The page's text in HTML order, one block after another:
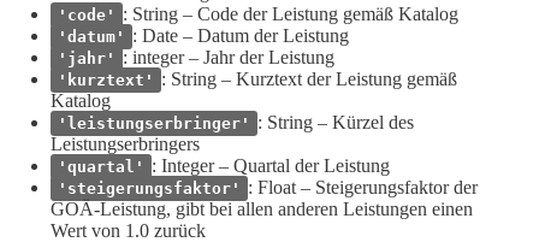
'code' : String – Code der Leistung gemäß Katalog
'datum' : Date – Datum der Leistung
'jahr' : integer – Jahr der Leistung
'kurztext'
: String – Kurztext der Leistung gemäß
Katalog
'leistungserbringer'
: String – Kürzel des
Leistungserbringers
'quartal' : Integer – Quartal der Leistung
'steigerungsfaktor'
: Float – Steigerungsfaktor der
GOÄ-Leistung, gibt bei allen anderen Leistungen einen
Wert von 1.0 zurück